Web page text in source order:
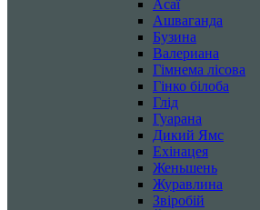
Асаї
Ашваганда
Бузина
Валериана
Гімнема лісова
Гінко білоба
Глід
Гуарана
Дикий Ямс
Ехінацея
Женьшень
Журавлина
Звіробій